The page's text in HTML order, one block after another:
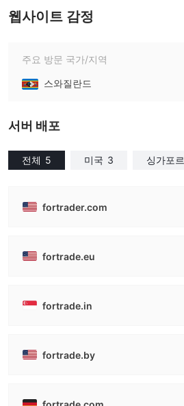
웹사이트 감정
주요 방문 국가/지역
스와질란드
서버 배포
전체 5 미국 3 싱가포르
fortrader.com
fortrade.eu
fortrade.in
fortrade.by